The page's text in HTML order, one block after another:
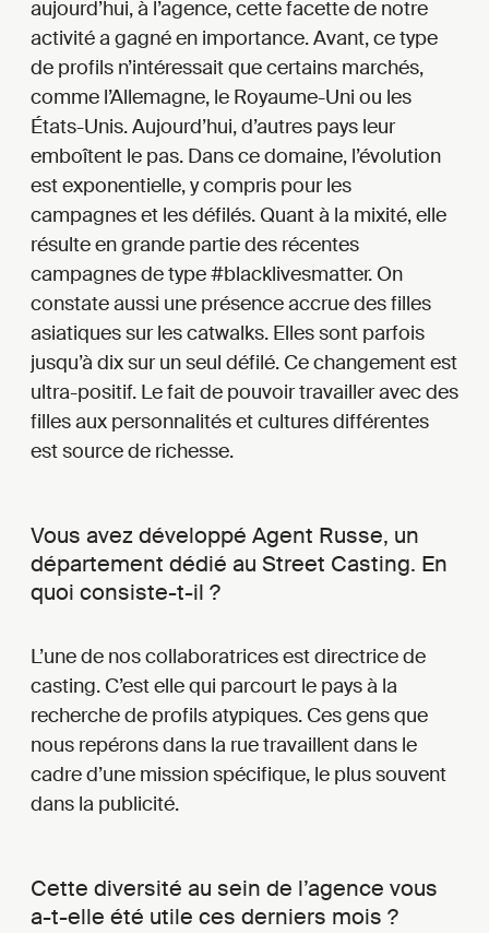
aujourd’hui, à l’agence, cette facette de notre
activité a gagné en importance. Avant, ce type
de profils n’intéressait que certains marchés,
comme l’Allemagne, le Royaume-Uni ou les
États-Unis. Aujourd’hui, d’autres pays leur
emboîtent le pas. Dans ce domaine, l’évolution
est exponentielle, y compris pour les
campagnes et les défilés. Quant à la mixité, elle
résulte en grande partie des récentes
campagnes de type #blacklivesmatter. On
constate aussi une présence accrue des filles
asiatiques sur les catwalks. Elles sont parfois
jusqu’à dix sur un seul défilé. Ce changement est
ultra-positif. Le fait de pouvoir travailler avec des
filles aux personnalités et cultures différentes
est source de richesse.
Vous avez développé Agent Russe, un
département dédié au Street Casting. En
quoi consiste-t-il ?
L’une de nos collaboratrices est directrice de
casting. C’est elle qui parcourt le pays à la
recherche de profils atypiques. Ces gens que
nous repérons dans la rue travaillent dans le
cadre d’une mission spécifique, le plus souvent
dans la publicité.
Cette diversité au sein de l’agence vous
a-t-elle été utile ces derniers mois ?